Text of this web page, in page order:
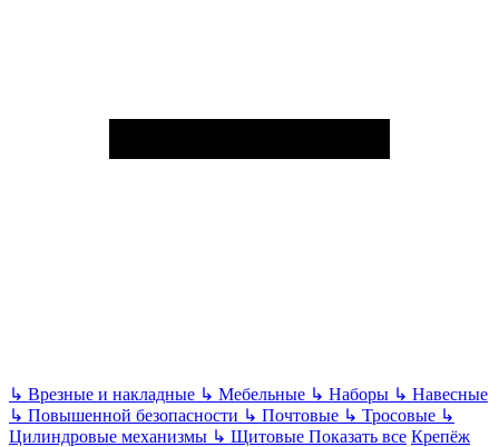
↳ Врезные и накладные ↳ Мебельные ↳ Наборы ↳ Навесные
↳ Повышенной безопасности ↳ Почтовые ↳ Тросовые ↳
Цилиндровые механизмы ↳ Щитовые Показать все Крепёж